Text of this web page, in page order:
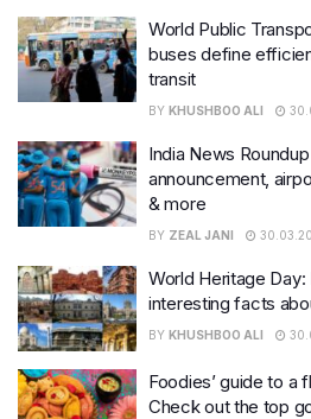
World Public
buses define
transit
BY KHUSHBOO ALI
India News
announcement,
& more
BY ZEAL JANI
World Heritage Day:
interesting facts
BY KHUSHBOO ALI
Foodies’ guide to a
Check out the top